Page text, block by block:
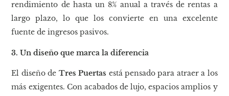
rendimiento de hasta un 8% anual a través de rentas a
largo plazo, lo que los convierte en una excelente
fuente de ingresos pasivos.
3. Un diseño que marca la diferencia
El diseño de Tres Puertas está pensado para atraer a los
más exigentes. Con acabados de lujo, espacios amplios y